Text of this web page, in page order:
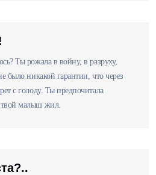
Ты рожала в войну, в разруху,
было никакой гарантии, что через
с голоду. Ты предпочитала
малыш жил.